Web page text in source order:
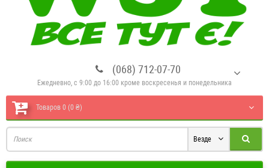
(068) 712-07-70
Ежедневно, с 9:00 до 16:00 кроме воскресенья и понедельника
Товаров 0 (0 ₴)
Везде